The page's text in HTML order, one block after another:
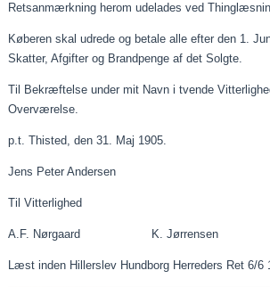
Retsanmærkning herom udelades ved
Køberen skal udrede og betale alle efter den 1.
Skatter, Afgifter og Brandpenge af det Solgte.
Til Bekræftelse under mit Navn i tvende
Overværelse.
p.t. Thisted, den 31. Maj 1905.
Jens Peter Andersen
Til Vitterlighed
A.F. Nørgaard K.Jørrensen
Læst inden Hillerslev Hundborg Herreders Ret 6/6